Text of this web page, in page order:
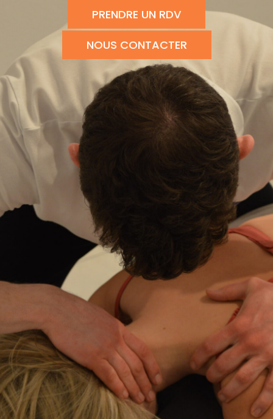
PRENDRE UN RDV
NOUS CONTACTER
Cabinet Kiné Santé
Nous parlons :